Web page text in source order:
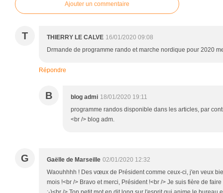
Ajouter un commentaire
T THIERRY LE CALVE 16/01/2020 09:08
Drmande de programme rando et marche nordique pour 2020
Répondre
B blog admi 18/01/2020 19:11
programme randos disponible dans les articles, par
<br /> blog adm.
G Gaëlle de Marseille 02/01/2020 12:32
Waouhhhh ! Des vœux de Président comme ceux-ci, j'en veux
mois !<br /> Bravo et merci, Président !<br /> Je suis fière de